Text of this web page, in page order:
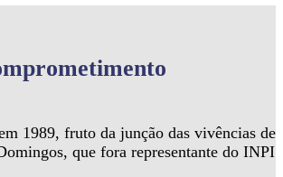
1989, fruto da junção das vivências de
que fora representante do INPI